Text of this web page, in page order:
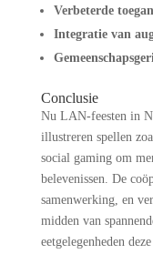
Verbeterde
Integratie van
Conclusie
Nu LAN-feesten in
illustreren spellen
social gaming om
belevenissen. De
samenwerking, en
midden van
eetgelegenheden